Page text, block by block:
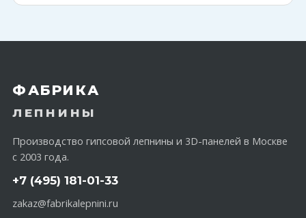
ФАБРИКА
ЛЕПНИНЫ
Производство гипсовой лепнины и 3D-панелей в Москве
с 2003 года.
+7 (495) 181-01-33
zakaz@fabrikalepnini.ru